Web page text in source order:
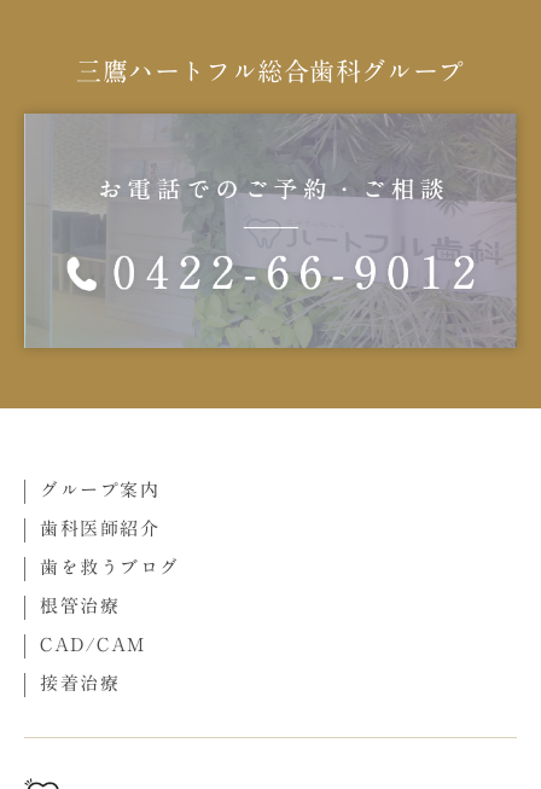
三鷹ハートフル総合歯科グループ
グループ案内
歯科医師紹介
歯を救うブログ
根管治療
CAD/CAM
接着治療